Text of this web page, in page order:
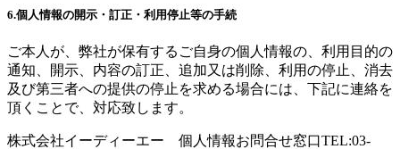
6.個人情報の開示・訂正・利用停止等の手続
ご本人が、弊社が保有するご自身の個人情報の、利用目的の
通知、開示、内容の訂正、追加又は削除、利用の停止、消去
及び第三者への提供の停止を求める場合には、下記に連絡を
頂くことで、対応致します。
株式会社イーディーエー 個人情報お問合せ窓口TEL:03-